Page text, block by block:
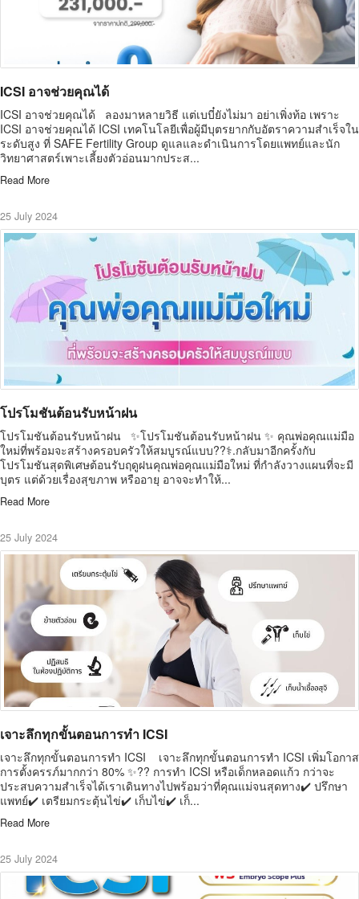
ICSI อาจช่วยคุณได้
ICSI อาจช่วยคุณได้ ลองมาหลายวิธี แต่เบบี๋ยังไม่มา อย่าเพิ่งท้อ เพราะ
ICSI อาจช่วยคุณได้ ICSI เทคโนโลยีเพื่อผู้มีบุตรยากกับอัตราความสำเร็จใน
ระดับสูง ที่ SAFE Fertility Group ดูแลและดำเนินการโดยแพทย์และนัก
วิทยาศาสตร์เพาะเลี้ยงตัวอ่อนมากประส...
Read More
25 July 2024
โปรโมชันต้อนรับหน้าฝน
โปรโมชันต้อนรับหน้าฝน ✨โปรโมชันต้อนรับหน้าฝน ✨ คุณพ่อคุณแม่มือ
ใหม่ที่พร้อมจะสร้างครอบครัวให้สมบูรณ์แบบ??‍⚕️.กลับมาอีกครั้งกับ
โปรโมชันสุดพิเศษต้อนรับฤดูฝนคุณพ่อคุณแม่มือใหม่ ที่กำลังวางแผนที่จะมี
บุตร แต่ด้วยเรื่องสุขภาพ หรืออายุ อาจจะทำให้...
Read More
25 July 2024
เจาะลึกทุกขั้นตอนการทำ ICSI
เจาะลึกทุกขั้นตอนการทำ ICSI เจาะลึกทุกขั้นตอนการทำ ICSI เพิ่มโอกาส
การตั้งครรภ์มากกว่า 80% ✨?? การทำ ICSI หรือเด็กหลอดแก้ว กว่าจะ
ประสบความสำเร็จได้เราเดินทางไปพร้อมว่าที่คุณแม่จนสุดทาง✔️ ปรึกษา
แพทย์✔️ เตรียมกระตุ้นไข่✔️ เก็บไข่✔️ เก็...
Read More
25 July 2024